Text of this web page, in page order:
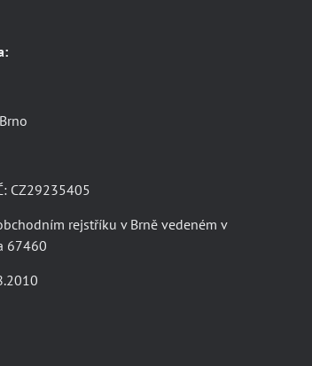
CZ29235405
rejstříku v Brně vedeném v
67460